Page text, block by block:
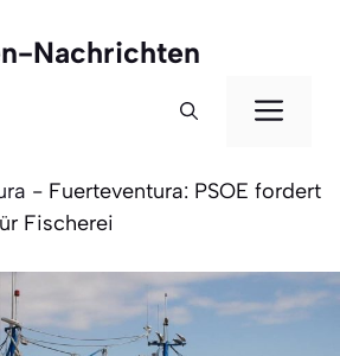
Nachrichten
- Fuerteventura: PSOE fordert
Fischerei